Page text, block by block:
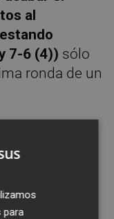
al
7-6 (4)) sólo
ronda de un
alto nivel
pero ya sin
major- y
con Alcaraz.
para